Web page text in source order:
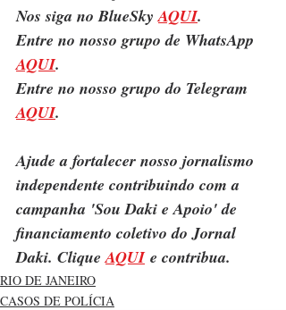
Nos siga no BlueSky AQUI.
Entre no nosso grupo de WhatsApp
AQUI.
Entre no nosso grupo do Telegram
AQUI.
Ajude a fortalecer nosso jornalismo
independente contribuindo com a
campanha 'Sou Daki e Apoio' de
financiamento coletivo do Jornal
Daki. Clique AQUI e contribua.
RIO DE JANEIRO
CASOS DE POLÍCIA